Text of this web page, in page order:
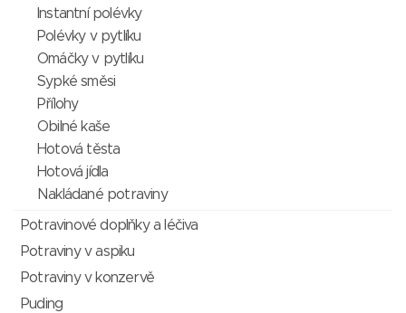
Instantní polévky
Polévky v pytlíku
Omáčky v pytlíku
Sypké směsi
Přílohy
Obilné kaše
Hotová těsta
Hotová jídla
Nakládané potraviny
Potravinové doplňky a léčiva
Potraviny v aspiku
Potraviny v konzervě
Puding